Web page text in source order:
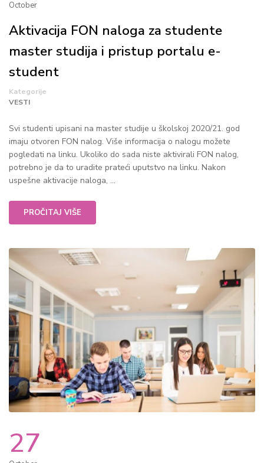
October
Aktivacija FON naloga za studente
master studija i pristup portalu e-
student
Kategorije
VESTI
Svi studenti upisani na master studije u školskoj 2020/21. god
imaju otvoren FON nalog. Više informacija o nalogu možete
pogledati na linku. Ukoliko do sada niste aktivirali FON nalog,
potrebno je da to uradite prateći uputstvo na linku. Nakon
uspešne aktivacije naloga, …
PROČITAJ VIŠE
27